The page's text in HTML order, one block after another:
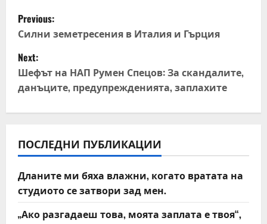
P
o
s
t
n
a
v
i
g
Previous:
Силни земетресения в Италия и Гърция
Next:
Шефът на НАП Румен Спецов: За скандалите,
данъците, предупрежденията, заплахите
ПОСЛЕДНИ ПУБЛИКАЦИИ
Дланите ми бяха влажни, когато вратата на
студиото се затвори зад мен.
„Ако разгадаеш това, моята заплата е твоя“,